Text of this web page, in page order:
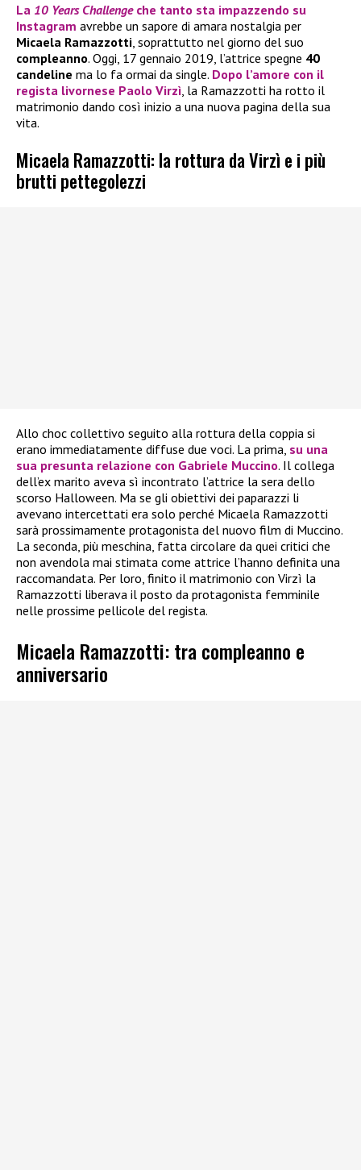
La 10 Years Challengeche tanto sta impazzendo su
Instagram avrebbe un sapore di amara nostalgia per
Micaela Ramazzotti, soprattutto nel giorno del suo
compleanno. Oggi, 17 gennaio 2019, l’attrice spegne 40
candeline ma lo fa ormai da single. Dopo l’amore con il
regista livornese Paolo Virzì, la Ramazzotti ha rotto il
matrimonio dando così inizio a una nuova pagina della sua
vita.
Micaela Ramazzotti: la rottura da Virzì e i più
brutti pettegolezzi
Allo choc collettivo seguito alla rottura della coppia si
erano immediatamente diffuse due voci. La prima, su una
sua presunta relazione con Gabriele Muccino. Il collega
dell’ex marito aveva sì incontrato l’attrice la sera dello
scorso Halloween. Ma se gli obiettivi dei paparazzi li
avevano intercettati era solo perché Micaela Ramazzotti
sarà prossimamente protagonista del nuovo film di Muccino.
La seconda, più meschina, fatta circolare da quei critici che
non avendola mai stimata come attrice l’hanno definita una
raccomandata. Per loro, finito il matrimonio con Virzì la
Ramazzotti liberava il posto da protagonista femminile
nelle prossime pellicole del regista.
Micaela Ramazzotti: tra compleanno e
anniversario